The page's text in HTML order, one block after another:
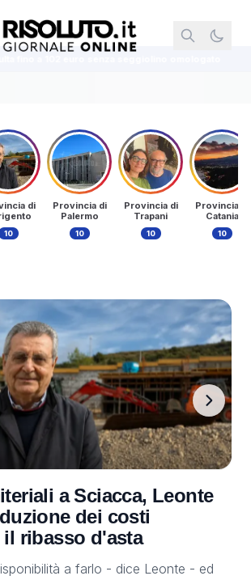
di
10
Provincia di
Palermo
10
Provincia di
Trapani
10
Provincia di
Catania
10
a Sciacca, Leonte
dei costi
ribasso d'asta
a farlo - dice Leonte - ed